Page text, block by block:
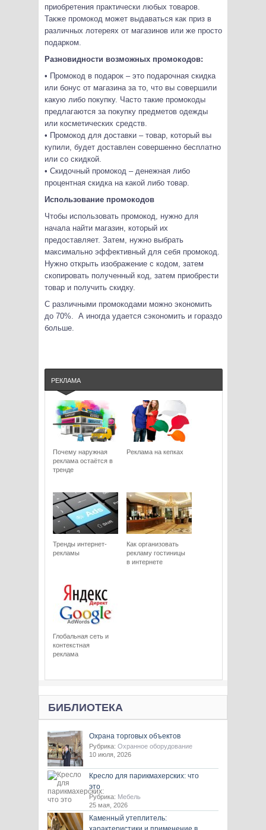
приобретения практически любых товаров.
Также промокод может выдаваться как приз в
различных лотереях от магазинов или же просто
подарком.
Разновидности возможных промокодов:
• Промокод в подарок – это подарочная скидка
или бонус от магазина за то, что вы совершили
какую либо покупку. Часто такие промокоды
предлагаются за покупку предметов одежды
или косметических средств.
• Промокод для доставки – товар, который вы
купили, будет доставлен совершенно бесплатно
или со скидкой.
• Скидочный промокод – денежная либо
процентная скидка на какой либо товар.
Использование промокодов
Чтобы использовать промокод, нужно для
начала найти магазин, который их
предоставляет. Затем, нужно выбрать
максимально эффективный для себя промокод.
Нужно открыть изображение с кодом, затем
скопировать полученный код, затем приобрести
товар и получить скидку.
С различными промокодами можно экономить
до 70%. А иногда удается сэкономить и гораздо
больше.
РЕКЛАМА
Почему наружная
реклама остаётся в
тренде
Реклама на кепках
Тренды интернет-
рекламы
Как организовать
рекламу гостиницы
в интернете
Глобальная сеть и
контекстная
реклама
БИБЛИОТЕКА
Охрана торговых объектов
Рубрика: Охранное оборудование
10 июля, 2026
Кресло для парикмахерских: что
это
Рубрика: Мебель
25 мая, 2026
Каменный утеплитель: